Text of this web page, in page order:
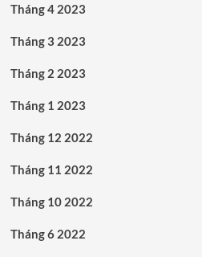
Tháng 4 2023
Tháng 3 2023
Tháng 2 2023
Tháng 1 2023
Tháng 12 2022
Tháng 11 2022
Tháng 10 2022
Tháng 6 2022